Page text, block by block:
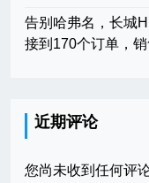
告别哈弗名，长城
接到170个订单，
近期评论
您尚未收到任何评论